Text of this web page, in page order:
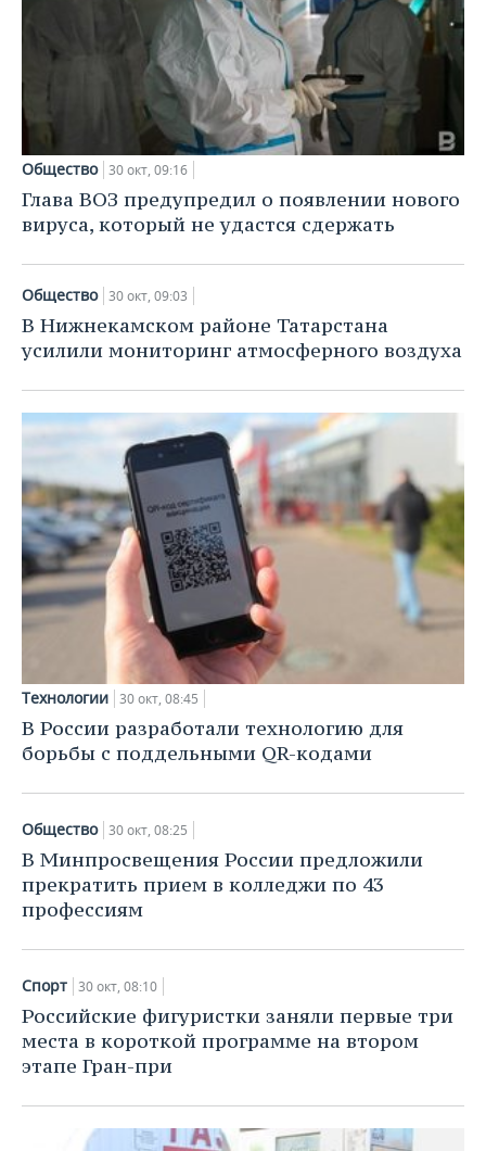
Общество 30 окт, 09:16
Глава ВОЗ предупредил о появлении нового
вируса, который не удастся сдержать
Общество 30 окт, 09:03
В Нижнекамском районе Татарстана
усилили мониторинг атмосферного воздуха
Технологии 30 окт, 08:45
В России разработали технологию для
борьбы с поддельными QR-кодами
Общество 30 окт, 08:25
В Минпросвещения России предложили
прекратить прием в колледжи по 43
профессиям
Спорт 30 окт, 08:10
Российские фигуристки заняли первые три
места в короткой программе на втором
этапе Гран-при